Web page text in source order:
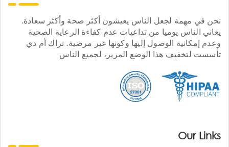
نحن في مهمة لجعل الناس يعيشون أكثر صحة وأكثر سعادة.
يعاني الناس يوميا من تداعيات عدم كفاءة الرعاية الصحية
وعدم إمكانية الوصول إليها وكونها غير مرضية. تراك أم دي
تأسست لتخفيف هذا الوضع المرير، لجميع الناس
Our Links